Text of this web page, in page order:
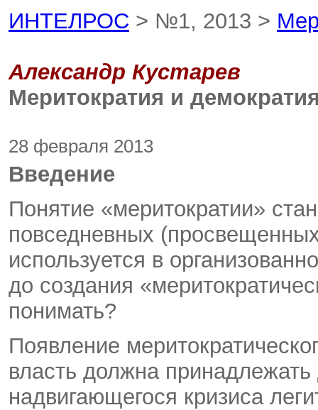
ИНТЕЛРОС > №1, 2013 >
Александр Кустарев
Меритократия и
28 февраля 2013
Введение
Понятие «меритократии»
повседневных
используется в
до создания
понимать?
Появление
власть должна
надвигающегося кризиса